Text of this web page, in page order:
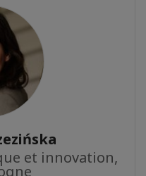
et innovation,